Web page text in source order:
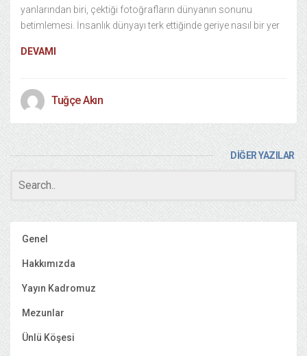
yanlarından biri, çektiği fotoğrafların dünyanın sonunu
betimlemesi. İnsanlık dünyayı terk ettiğinde geriye nasıl bir yer
DEVAMI
Tuğçe Akın
DİĞER YAZILAR
Genel
Hakkımızda
Yayın Kadromuz
Mezunlar
Ünlü Köşesi